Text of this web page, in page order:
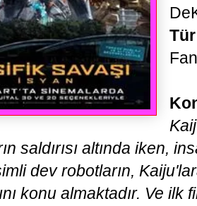
saldırısı altında iken,
dev robotların,
konu almaktadır. Ve ilk